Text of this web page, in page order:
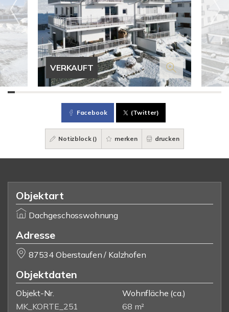
VERKAUFT
Facebook (Twitter)
Notizblock () merken drucken
Objektart
Dachgeschosswohnung
Adresse
87534 Oberstaufen / Kalzhofen
Objektdaten
Objekt-Nr.
MK_KORTE_251
Wohnfläche (ca.)
68 m²